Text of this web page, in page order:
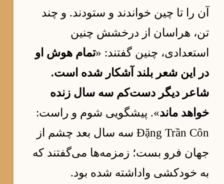
آن را تا چین خواندند و ستودند. و چند
تن، هراسان از درخشش چنین
استعدادی، چنین گفتند: «تمام هوش او
در این شعر بلند آشکار شده است.
شاعر دیگر دست‌کم سه سال زنده
خواهد ماند». پیشگویی شوم و راست:
Đặng Trần Côn سه سال بعد چشم از
جهان فرو بست؛ زمزمه‌ها می‌گفتند که
به خودکشی واداشته شده بود.